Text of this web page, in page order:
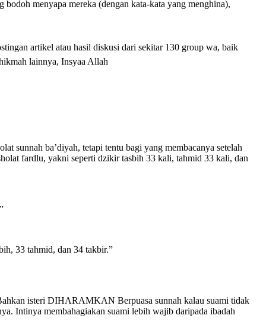
menyapa mereka (dengan kata-kata yang menghina),
artikel atau hasil diskusi dari sekitar 130 group wa, baik
lainnya, Insyaa Allah
sunnah ba’diyah, tetapi tentu bagi yang membacanya setelah
fardlu, yakni seperti dzikir tasbih 33 kali, tahmid 33 kali, dan
33 tahmid, dan 34 takbir.”
isteri DIHARAMKAN Berpuasa sunnah kalau suami tidak
Intinya membahagiakan suami lebih wajib daripada ibadah